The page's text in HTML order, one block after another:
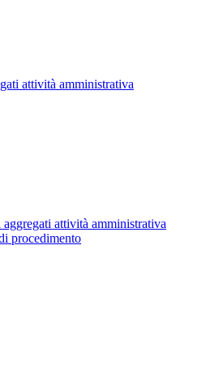
attività amministrativa
aggregati attività amministrativa
procedimento